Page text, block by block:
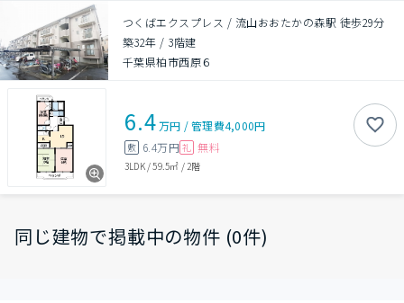
つくばエクスプレス / 流山おおたかの森駅 徒歩29分
築32年 / 3階建
千葉県柏市西原６
6.4万円 /管理費4,000円
敷 6.4万円 礼 無料
3LDK/59.5㎡ / 2階
同じ建物で掲載中の物件 (0件)